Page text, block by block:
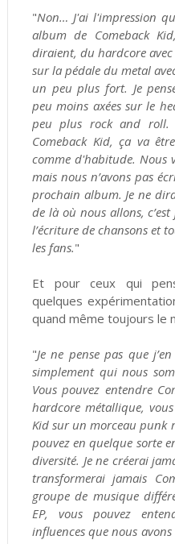
"Non… J'ai l'impression
album de Comeback
diraient, du hardcore
sur la pédale du metal
un peu plus fort. Je
peu moins axées sur le
peu plus rock and roll.
Comeback Kid, ça va
comme d'habitude. Nous
mais nous n’avons pas
prochain album. Je ne
de là où nous allons,
l’écriture de chansons et
les fans."
Et pour ceux qui
quelques
quand même toujours le
"Je ne pense pas que
simplement qui nous
Vous pouvez entendre
hardcore métallique,
Kid sur un morceau punk
pouvez en quelque sorte
diversité. Je ne créerai
transformerai jamais
groupe de musique
EP, vous pouvez
influences que nous